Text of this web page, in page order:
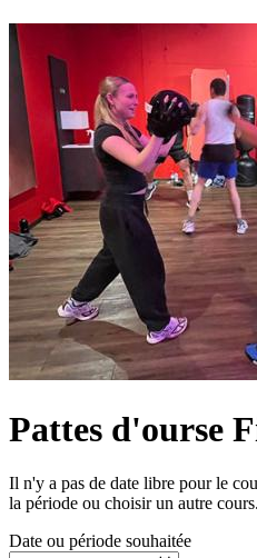
Pattes d'ourse
Il n'y a pas de date libre pour le
la période ou choisir un autre cours.
Date ou période souhaitée